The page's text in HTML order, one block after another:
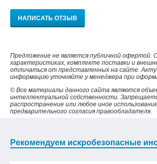
НАПИСАТЬ ОТЗЫВ
Предложение не является публичной офертой.
характеристиках, комплекте поставки и
отличаться от представленных на сайте.
информацию уточняйте у менеджера при
© Все материалы данного сайта являются
интеллектуальной собственности.
распространение или любое иное
предварительного согласия правообладателя.
Рекомендуем искробезопасные